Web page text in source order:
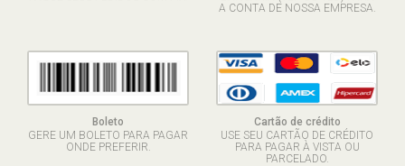
A CONTA DE NOSSA EMPRESA.
Boleto
GERE UM BOLETO PARA PAGAR
ONDE PREFERIR.
Cartão de crédito
USE SEU CARTÃO DE CRÉDITO
PARA PAGAR À VISTA OU
PARCELADO.